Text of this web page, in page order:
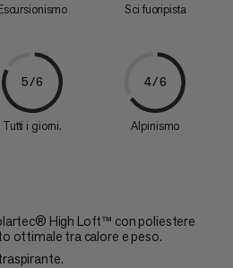
Sci fuoripista
5/6
Tutti i giorni.
4/6
Alpinismo
High Loft™ con poliestere
ottimale tra calore e peso.